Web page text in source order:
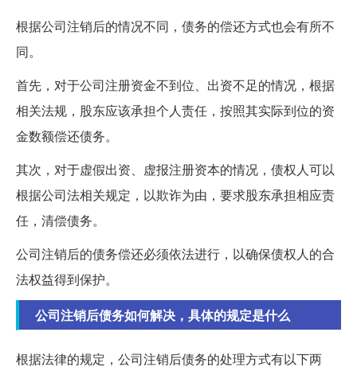
根据公司注销后的情况不同，债务的偿还方式也会有所不
同。
首先，对于公司注册资金不到位、出资不足的情况，根据
相关法规，股东应该承担个人责任，按照其实际到位的资
金数额偿还债务。
其次，对于虚假出资、虚报注册资本的情况，债权人可以
根据公司法相关规定，以欺诈为由，要求股东承担相应责
任，清偿债务。
公司注销后的债务偿还必须依法进行，以确保债权人的合
法权益得到保护。
公司注销后债务如何解决，具体的规定是什么
根据法律的规定，公司注销后债务的处理方式有以下两